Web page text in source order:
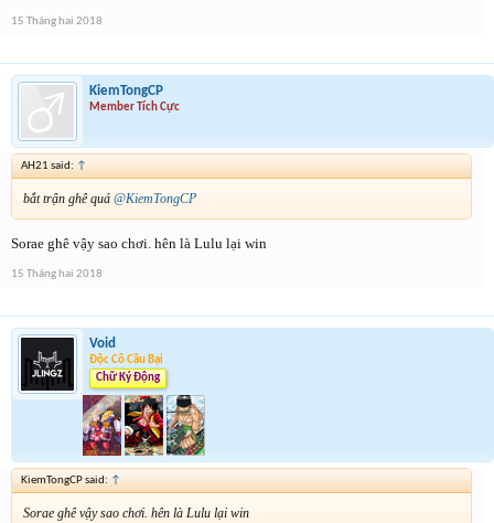
15 Tháng hai 2018
KiemTongCP
Member Tích Cực
AH21 said: ↑
bắt trận ghê quá @KiemTongCP
Sorae ghê vậy sao chơi. hên là Lulu lại win
15 Tháng hai 2018
Void
Độc Cô Cầu Bại
Chữ Ký Động
KiemTongCP said: ↑
Sorae ghê vậy sao chơi. hên là Lulu lại win